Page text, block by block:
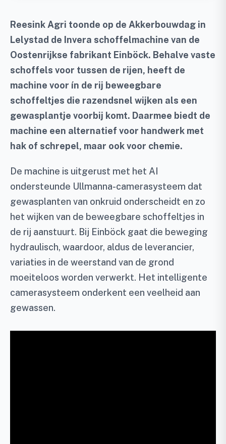
Reesink Agri toonde op de Akkerbouwdag in
Lelystad de Invera schoffelmachine van de
Oostenrijkse fabrikant Einböck. Behalve vaste
schoffels voor tussen de rijen, heeft de
machine voor ín de rij beweegbare
schoffeltjes die razendsnel wijken als een
gewasplantje voorbij komt. Daarmee biedt de
machine een alternatief voor handwerk met
hak of schrepel, maar ook voor chemie.
De machine is uitgerust met het AI
ondersteunde Ullmanna-camerasysteem dat
gewasplanten van onkruid onderscheidt en zo
het wijken van de beweegbare schoffeltjes in
de rij aanstuurt. Bij Einböck gaat die beweging
hydraulisch, waardoor, aldus de leverancier,
variaties in de weerstand van de grond
moeiteloos worden verwerkt. Het intelligente
camerasysteem onderkent een veelheid aan
gewassen.